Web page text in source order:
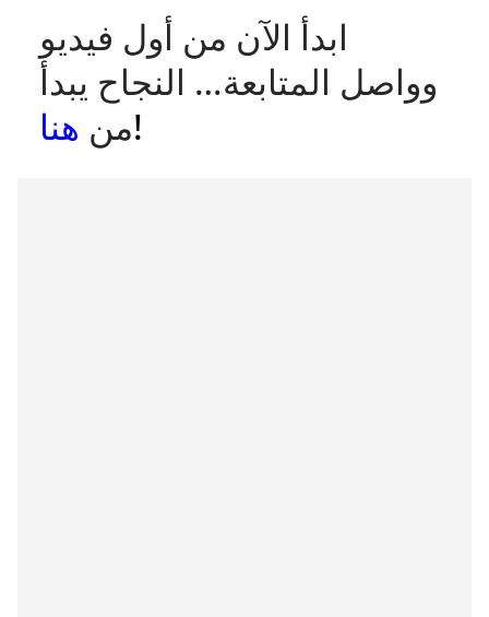
ابدأ الآن من أول فيديو
وواصل المتابعة… النجاح يبدأ
من هنا !